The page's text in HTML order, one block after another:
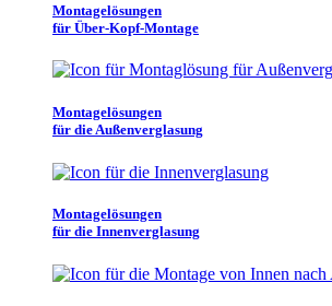
Montagelösungen
für Über-Kopf-Montage
Montagelösungen
für die Außenverglasung
Montagelösungen
für die Innenverglasung